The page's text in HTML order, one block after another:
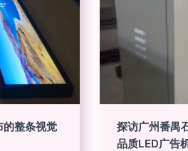
整条视觉
探访广州番禺
品质LED广告